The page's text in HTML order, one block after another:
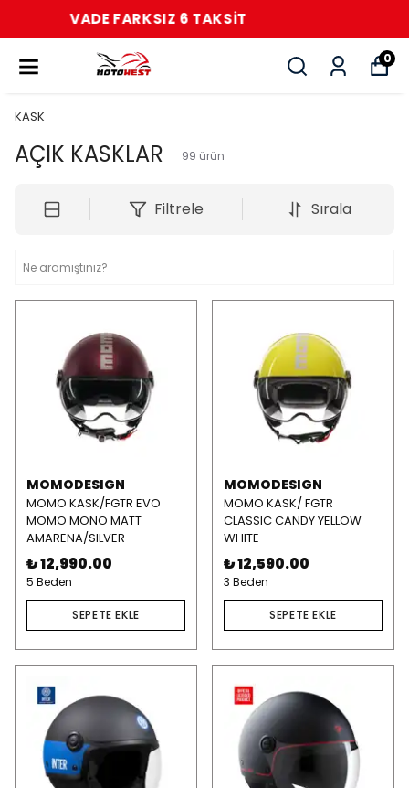
VADE FARKSIZ 6 TAKSİT
0
KASK
AÇIK KASKLAR 99 ürün
Filtrele Sırala
MOMODESIGN
MOMO KASK/FGTR EVO
MOMO MONO MATT
AMARENA/SILVER
₺ 12,990.00
5 Beden
SEPETE EKLE
MOMODESIGN
MOMO KASK/ FGTR
CLASSIC CANDY YELLOW
WHITE
₺ 12,590.00
3 Beden
SEPETE EKLE